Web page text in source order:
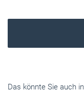
Das könnte Sie auch